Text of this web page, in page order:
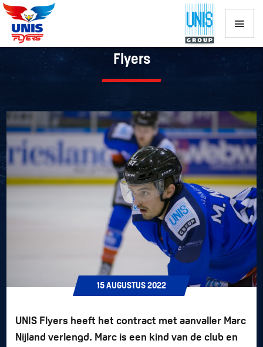
Marc Nijland verlengt contract bij
Flyers
15 AUGUSTUS 2022
UNIS Flyers heeft het contract met aanvaller Marc
Nijland verlengd. Marc is een kind van de club en